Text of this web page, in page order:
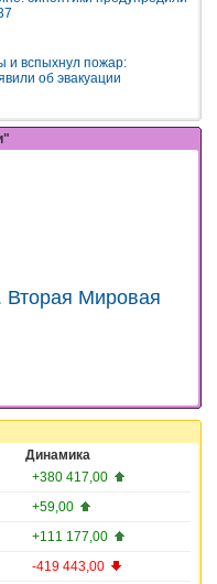
и вспыхнул пожар:
об эвакуации
Вторая Мировая
Динамика
+380 417,00
+59,00
+111 177,00
-419 443,00